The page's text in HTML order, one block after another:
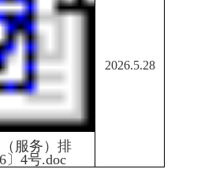
服务）排
〕4号.doc
2026.5.28